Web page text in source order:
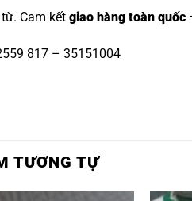
Cam kết giao hàng toàn
817 – 35151004
TƯƠNG TỰ